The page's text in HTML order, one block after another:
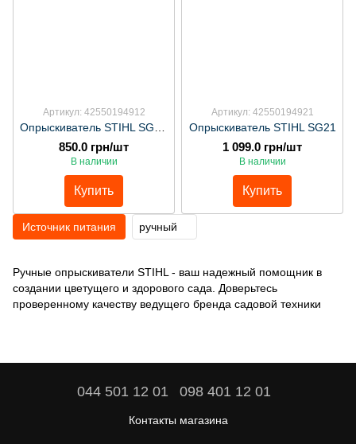
Артикул: 42550194912
850.0 грн/шт
В наличии
Купить
Артикул: 42550194921
Опрыскиватель STIHL SG21
1 099.0 грн/шт
В наличии
Купить
Ручные опрыскиватели STIHL - ваш надежный помощник в
создании цветущего и здорового сада. Доверьтесь
проверенному качеству ведущего бренда садовой техники
Источник питания ручный
044 501 12 01 098 401 12 01
Контакты магазина